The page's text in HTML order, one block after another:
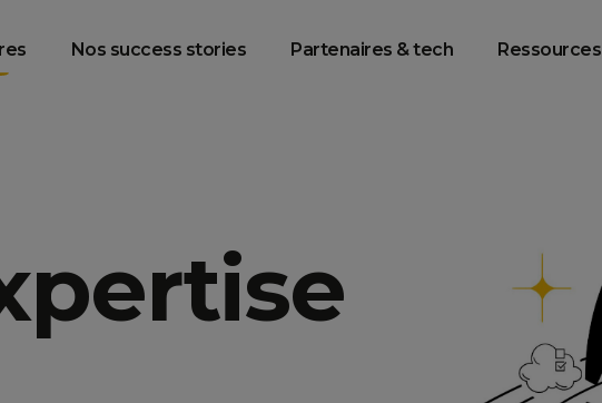
Nos success stories Partenaires & tech Ressources